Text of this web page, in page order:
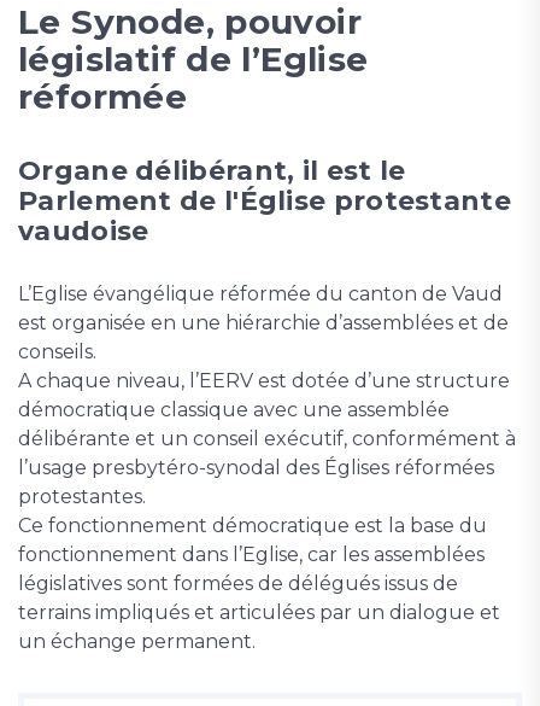
Le Synode, pouvoir
législatif de l’Eglise
réformée
Organe délibérant, il est le
Parlement de l'Église protestante
vaudoise
L’Eglise évangélique réformée du canton de Vaud
est organisée en une hiérarchie d’assemblées et de
conseils.
A chaque niveau, l’EERV est dotée d’une structure
démocratique classique avec une assemblée
délibérante et un conseil exécutif, conformément à
l’usage presbytéro-synodal des Églises réformées
protestantes.
Ce fonctionnement démocratique est la base du
fonctionnement dans l’Eglise, car les assemblées
législatives sont formées de délégués issus de
terrains impliqués et articulées par un dialogue et
un échange permanent.